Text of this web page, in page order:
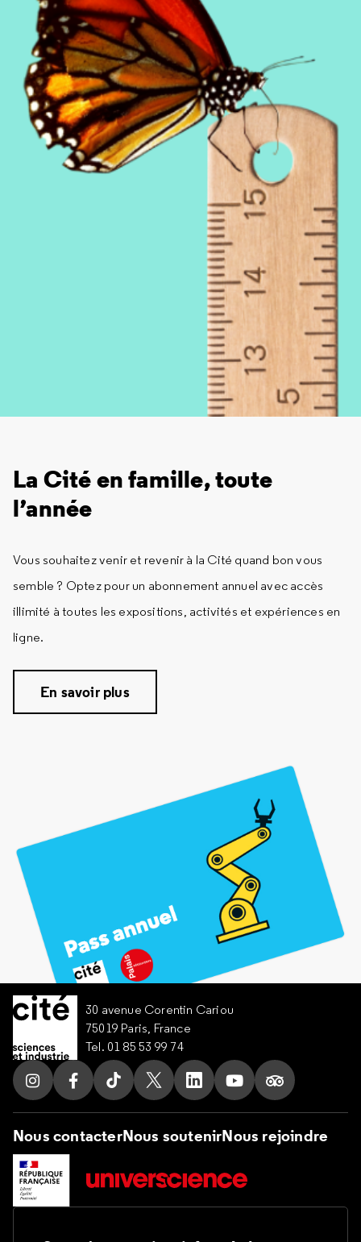
La Cité en famille, toute
l’année
Vous souhaitez venir et revenir à la Cité quand bon vous
semble ? Optez pour un abonnement annuel avec accès
illimité à toutes les expositions, activités et expériences en
ligne.
En savoir plus
30 avenue Corentin Cariou
75019 Paris, France
Tel. 01 85 53 99 74
Suivez nous sur Instagram
Suivez nous sur Facebook
Suivez nous sur Tik Tok
Suivez nous sur X
Suivez nous sur LinkedIn
Suivez nous sur
Suivez nous
Nous contacterNous soutenirNous rejoindre